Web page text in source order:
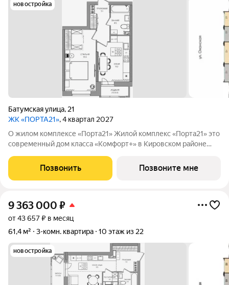
новостройка
Батумская улица, 21
ЖК «ПОРТА21», 4 квартал 2027
О жилом комплексе «Порта21» Жилой комплекс «Порта21» это
современный дом класса «Комфорт+» в Кировском районе
баланс между городской жизнью и ощущением спокойствия.
Виды на Каму и близость
Позвонить Позвоните мне
9 363 000 ₽
от 43 657 ₽ в месяц
61,4 м²
3-комн. квартира 10 этаж из 22
новостройка